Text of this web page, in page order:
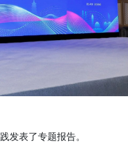
发表了专题报告。